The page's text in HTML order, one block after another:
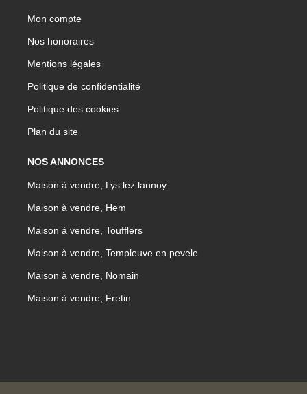
Mon compte
Nos honoraires
Mentions légales
Politique de confidentialité
Politique des cookies
Plan du site
NOS ANNONCES
Maison à vendre, Lys lez lannoy
Maison à vendre, Hem
Maison à vendre, Toufflers
Maison à vendre, Templeuve en pevele
Maison à vendre, Nomain
Maison à vendre, Fretin